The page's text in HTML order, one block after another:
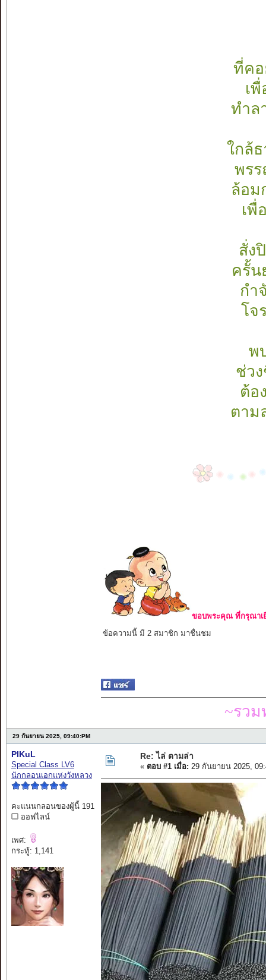
ที่ค
เ
ทำล
ใกล้
พร
ล้อม
เพื่
สั่ง
ครั้น
กำ
โจ
พ
ช่ว
ต้อ
ตาม
ขอบพระคุณ ที่กรุณาเ
ข้อความนี้ มี 2 สมาชิก มาชื่นชม
~รว
29 กันยายน 2025, 09:40:PM
PIKuL
Special Class LV6
นักกลอนเอกแห่งวังหลวง
คะแนนกลอนของผู้นี้ 191
ออฟไลน์
เพศ:
กระทู้: 1,141
Re: ไล่ ตามล่า
« ตอบ #1 เมื่อ: 29 กันยายน 2025,